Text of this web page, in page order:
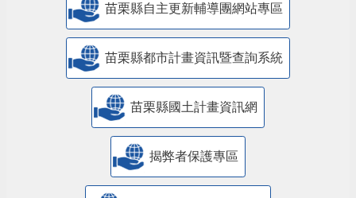
苗栗縣自主更新輔導團網站專區
苗栗縣都市計畫資訊暨查詢系統
苗栗縣國土計畫資訊網
揭弊者保護專區